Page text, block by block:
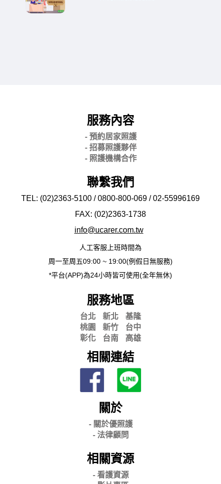
服務內容
- 預約居家照護
- 招募照護夥伴
- 照護機構合作
聯繫我們
TEL: (02)2363-5100 / 0800-800-069 / 02-55996169
FAX: (02)2363-1738
info@ucarer.com.tw
人工客服上班時間為
周一至周五09:00 ~ 19:00(例假日無服務)
*平台(APP)為24小時皆可使用(全年無休)
服務地區
台北 新北
基隆
桃園
新竹
台中
彰化
台南 高雄
相關連結
關於
- 關於優照護
- 法律顧問
相關資源
- 看護資源